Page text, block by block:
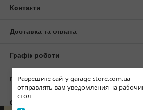
Разрешите сайту garage-store.com.ua
отправлять вам уведомления на
стол
Контакти
Доставка та оплата
Графік роботи
Повна версія сайту
Сайт створено на маркетплейсі